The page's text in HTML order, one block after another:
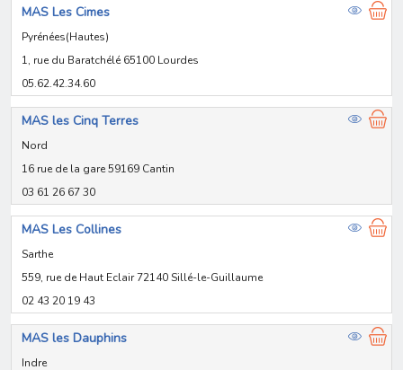
MAS Les Cimes
Pyrénées(Hautes)
1, rue du Baratchélé 65100 Lourdes
05.62.42.34.60
MAS les Cinq Terres
Nord
16 rue de la gare 59169 Cantin
03 61 26 67 30
MAS Les Collines
Sarthe
559, rue de Haut Eclair 72140 Sillé-le-Guillaume
02 43 20 19 43
MAS les Dauphins
Indre